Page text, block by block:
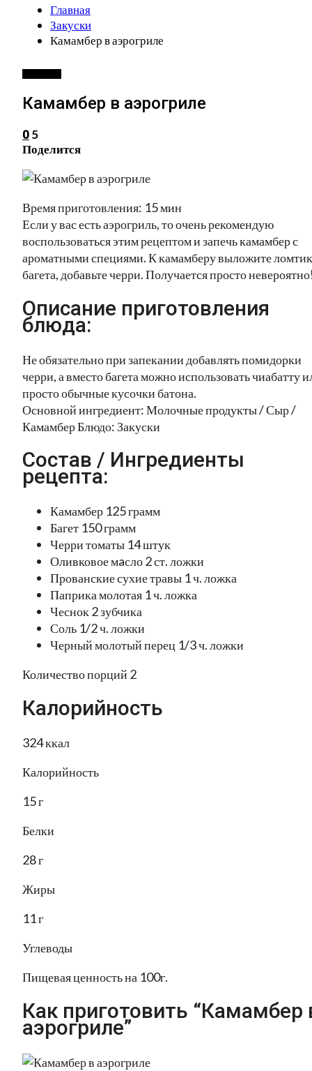
Главная
Закуски
Камамбер в аэрогриле
Камамбер в аэрогриле
0 5
Поделится
Время приготовления: 15 мин
Если у вас есть аэрогриль, то очень рекомендую
воспользоваться этим рецептом и запечь камамбер с
ароматными специями. К камамберу выложите
багета, добавьте черри. Получается просто
Описание приготовления
блюда:
Не обязательно при запекании добавлять помидорки
черри, а вместо багета можно использовать чиабатту
просто обычные кусочки батона.
Основной ингредиент: Молочные продукты / Сыр /
Камамбер Блюдо: Закуски
Состав / Ингредиенты
рецепта:
Камамбер 125 грамм
Багет 150 грамм
Черри томаты 14 штук
Оливковое мaсло 2 ст. ложки
Прованские сухие травы 1 ч. ложка
Паприка молотая 1 ч. ложка
Чеснок 2 зубчика
Соль 1/2 ч. ложки
Черный молотый перец 1/3 ч. ложки
Количество порций 2
Калорийность
324 ккал
Калорийность
15 г
Белки
28 г
Жиры
11 г
Углеводы
Пищевая ценность на 100г.
Как приготовить “Камамбер
аэрогриле”